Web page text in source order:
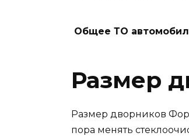
Общее ТО
Размер
Размер дворников
пора менять